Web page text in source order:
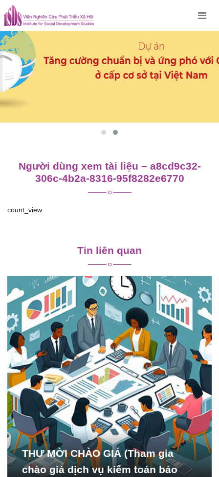
Skip
to
content
Người dùng xem tài liệu – a8cd9c32-
306c-4b2a-8316-95f8282e6770
count_view
viết
Tin liên quan
THƯ MỜI CHÀO GIÁ (Tham gia
chào giá dịch vụ kiểm toán báo